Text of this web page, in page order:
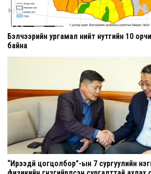
Бэлчээрийн ургамал нийт нутгийн 10
байна
“Ирээдүй цогцолбор”-ын 7 сургуулийн